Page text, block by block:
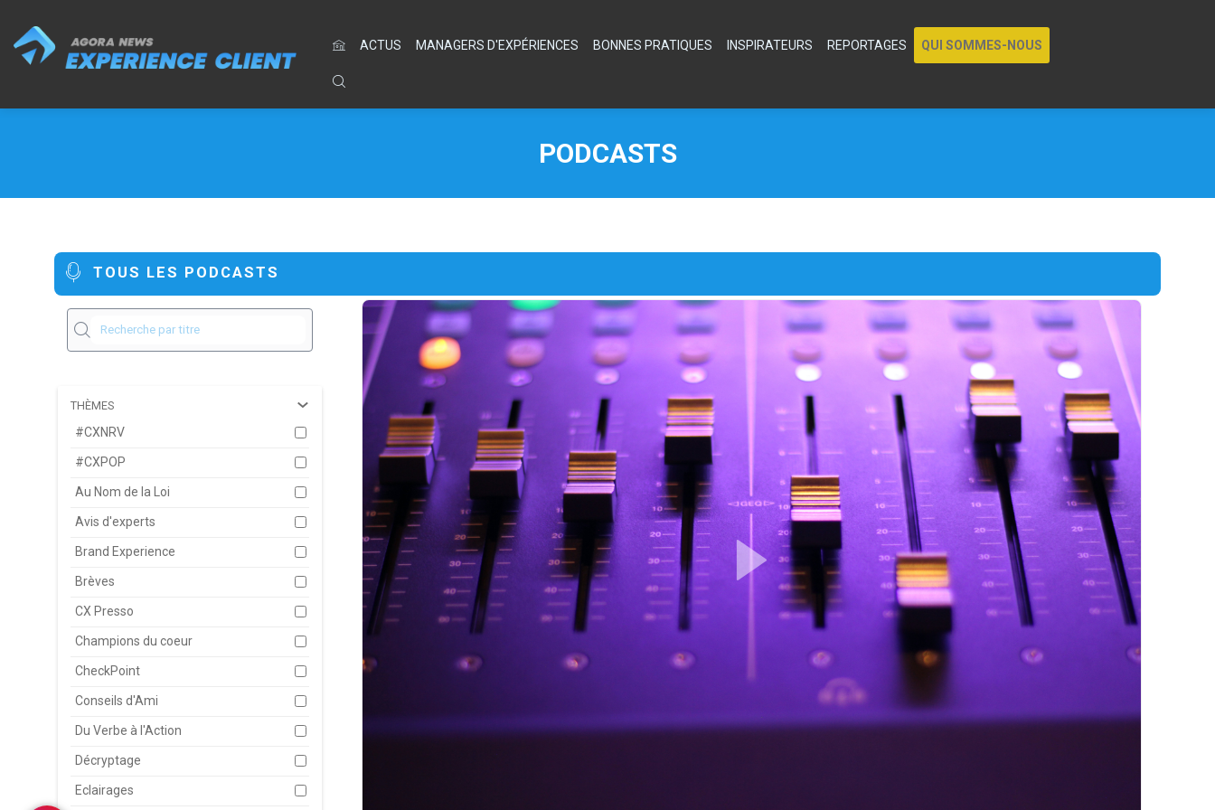
ACTUS MANAGERS D'EXPÉRIENCES BONNES PRATIQUES INSPIRATEURS REPORTAGES QUI SOMMES-NOUS
PODCASTS
TOUS LES PODCASTS
THÈMES
#CXNRV
#CXPOP
Au Nom de la Loi
Avis d'experts
Brand Experience
Brèves
CX Presso
Champions du coeur
CheckPoint
Conseils d'Ami
Du Verbe à l'Action
Décryptage
Eclairages